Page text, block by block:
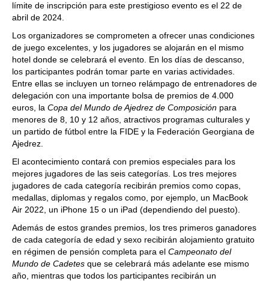
límite de inscripción para este prestigioso evento es el 22 de
abril de 2024.
Los organizadores se comprometen a ofrecer unas condiciones
de juego excelentes, y los jugadores se alojarán en el mismo
hotel donde se celebrará el evento. En los días de descanso,
los participantes podrán tomar parte en varias actividades.
Entre ellas se incluyen un torneo relámpago de entrenadores de
delegación con una importante bolsa de premios de 4.000
euros, la Copa del Mundo de Ajedrez de Composición para
menores de 8, 10 y 12 años, atractivos programas culturales y
un partido de fútbol entre la FIDE y la Federación Georgiana de
Ajedrez.
El acontecimiento contará con premios especiales para los
mejores jugadores de las seis categorías. Los tres mejores
jugadores de cada categoría recibirán premios como copas,
medallas, diplomas y regalos como, por ejemplo, un MacBook
Air 2022, un iPhone 15 o un iPad (dependiendo del puesto).
Además de estos grandes premios, los tres primeros ganadores
de cada categoría de edad y sexo recibirán alojamiento gratuito
en régimen de pensión completa para el Campeonato del
Mundo de Cadetes que se celebrará más adelante ese mismo
año, mientras que todos los participantes recibirán un